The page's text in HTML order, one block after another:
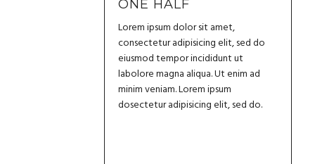
ONE HALF
Lorem ipsum dolor sit amet,
consectetur adipisicing elit, sed do
eiusmod tempor incididunt ut
labolore magna aliqua. Ut enim ad
minim veniam. Lorem ipsum
dosectetur adipisicing elit, sed do.